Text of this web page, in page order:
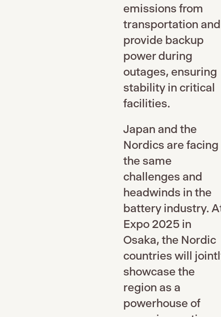
emissions from
transportation and
provide backup
power during
outages, ensuring
stability in critical
facilities.
Japan and the
Nordics are facing
the same
challenges and
headwinds in the
battery industry.
Expo 2025 in
Osaka, the Nordic
countries will
showcase the
region as a
powerhouse of